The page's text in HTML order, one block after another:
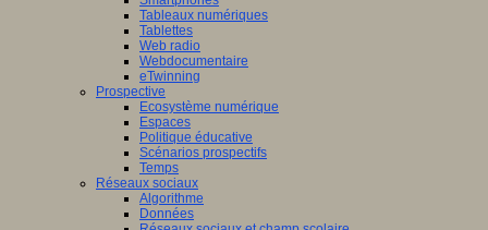
Tableaux numériques
Tablettes
Web radio
Webdocumentaire
eTwinning
Prospective
Ecosystème numérique
Espaces
Politique éducative
Scénarios prospectifs
Temps
Réseaux sociaux
Algorithme
Données